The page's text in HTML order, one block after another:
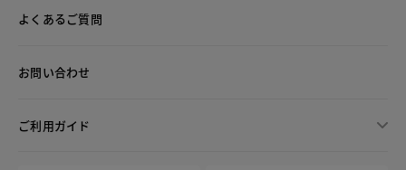
よくあるご質問
お問い合わせ
ご利用ガイド